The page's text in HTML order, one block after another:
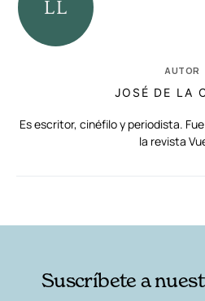
AUTOR
JOSÉ DE LA
Es escritor, cinéfilo y periodista.
la revista
Suscríbete a